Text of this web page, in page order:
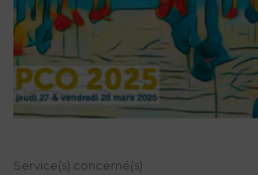
Service(s) concerné(s)